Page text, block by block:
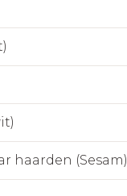
haarden (Sesam)